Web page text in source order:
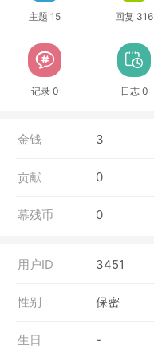
主题 15 回复 316
记录 0 日志 0
金钱 3
贡献 0
幕残币 0
用户ID 3451
性别 保密
生日 -